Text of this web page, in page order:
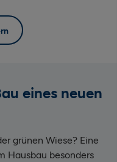
eines neuen
grünen Wiese? Eine
Hausbau besonders